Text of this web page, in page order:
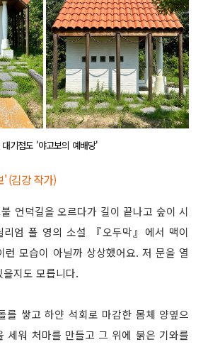
기점도 '야고보의 예배당'
(김강 작가)
언덕길을 오르다가 길이 끝나고 숲이 시
리엄 폴 영의 소설 『오두막』에서 맥이
런 모습이 아닐까 상상했어요. 저 문을 열
지도 모릅니다.
를 쌓고 하얀 석회로 마감한 몸체 양옆으
세워 처마를 만들고 그 위에 붉은 기와를